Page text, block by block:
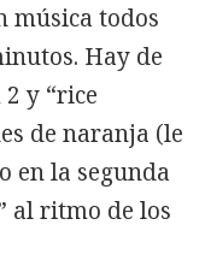
música todos
Hay de
y “rice
de naranja (le
en la segunda
al ritmo de los